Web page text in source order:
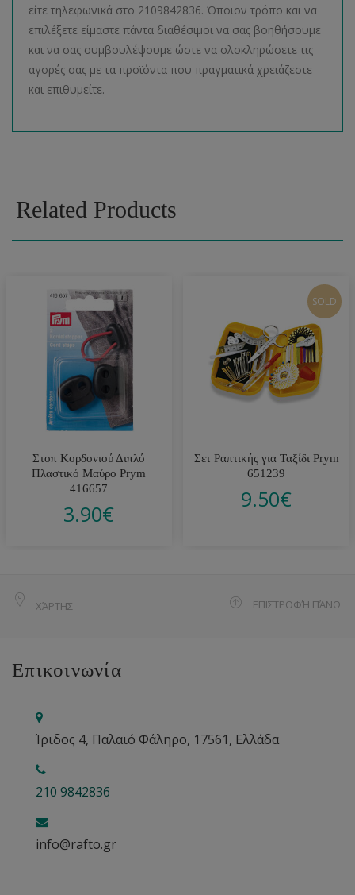
είτε τηλεφωνικά στο 2109842836. Όποιον τρόπο και να
επιλέξετε είμαστε πάντα διαθέσιμοι να σας βοηθήσουμε
και να σας συμβουλέψουμε ώστε να ολοκληρώσετε τις
αγορές σας με τα προϊόντα που πραγματικά χρειάζεστε
και επιθυμείτε.
Related Products
Στοπ Κορδονιού Διπλό
Πλαστικό Μαύρο Prym
416657
3.90€
SOLD
Σετ Ραπτικής για Ταξίδι Prym
651239
9.50€
ΧΆΡΤΗΣ ΕΠΙΣΤΡΟΦΉ ΠΆΝΩ
Επικοινωνία
Ίριδος 4, Παλαιό Φάληρο, 17561, Ελλάδα
210 9842836
info@rafto.gr